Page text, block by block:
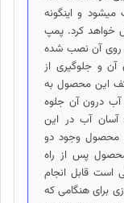
و اینگونه
خواهد کرد. پمپ
220-240وات نیز بر روی آن نصب شده
و جلوگیری از
این محصول به
درون آن جلوه
آسان آب در این
محصول وجود دو
پس از راه
است قابل انجام
برای هنگامی که